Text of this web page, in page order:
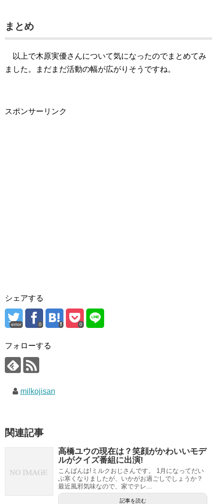
まとめ
以上で木原実優さんについて気になったのでまとめてみ
ました。まだまだ活動の幅が広がりそうですね。
スポンサーリンク
シェアする
error 0 0
フォローする
milkojisan
関連記事
高橋ユウの現在は？笑顔がかわいいモデ
ルがクイズ番組に出演!
こんばんは!ミルクおじさんです。 1月になってだい
ぶ寒くなりましたが、いかがお過ごしでしょうか？
最近風邪気味なので、家でテレ...
記事を読む